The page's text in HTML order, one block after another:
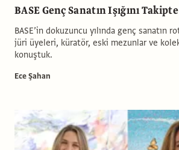
BASE Genç Sanatın Işığını Takipte
BASE’in dokuzuncu yılında genç sanatın
jüri üyeleri, küratör, eski mezunlar ve
konuştuk.
Ece Şahan